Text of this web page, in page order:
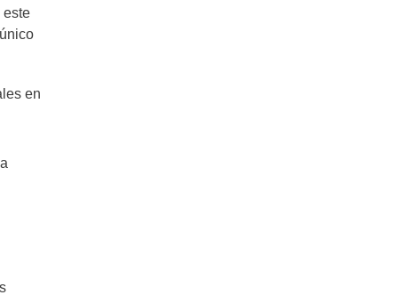
este
en